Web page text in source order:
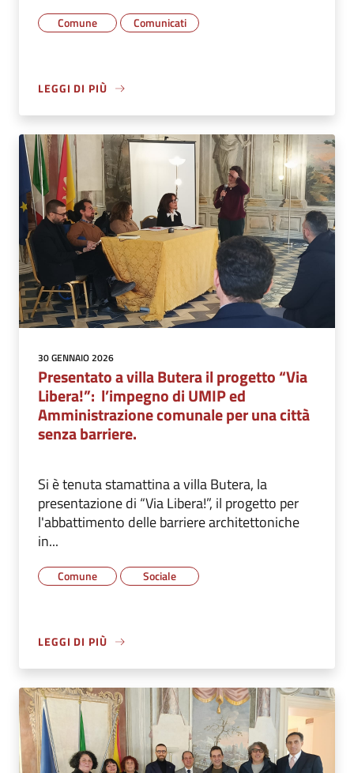
Comune Comunicati
LEGGI DI PIÙ
30 GENNAIO 2026
Presentato a villa Butera il progetto “Via
Libera!”: l’impegno di UMIP ed
Amministrazione comunale per una città
senza barriere.
Si è tenuta stamattina a villa Butera, la
presentazione di “Via Libera!”, il progetto per
l'abbattimento delle barriere architettoniche
in...
Comune Sociale
LEGGI DI PIÙ